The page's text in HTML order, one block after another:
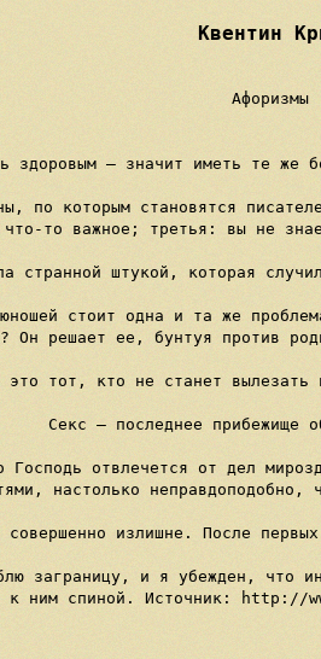
Квентин
Афоризмы
здоровым — значит иметь те же
по которым становятся
то важное; третья: вы не
странной штукой, которая
стоит одна и та же
Он решает ее, бунтуя против
это тот, кто не станет вылезать
Секс — последнее прибежище
Господь отвлечется от дел
настолько
совершенно излишне. После
заграницу, и я убежден, что
к ним спиной. Источник: